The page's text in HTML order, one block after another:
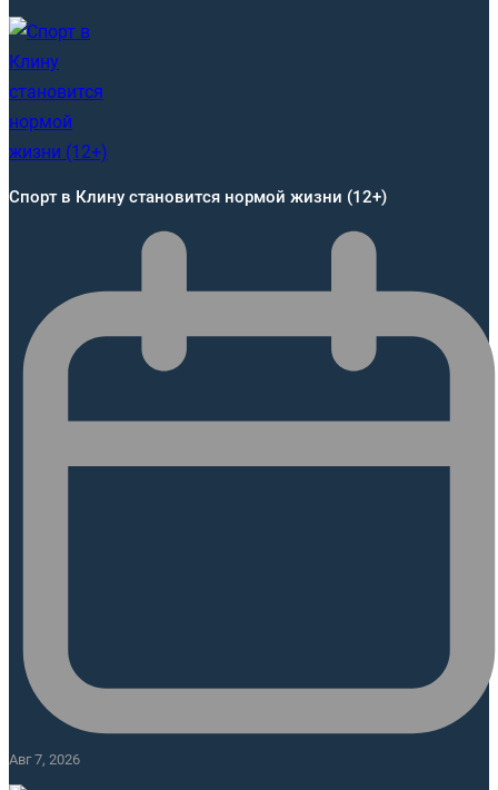
Спорт в Клину становится нормой жизни (12+)
Авг 7, 2026